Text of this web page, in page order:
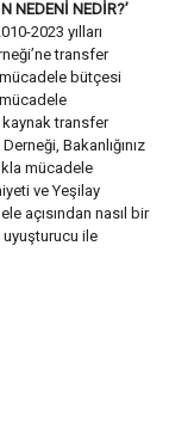
NEDENİ NEDİR?’
2023 yılları
transfer
mücadele bütçesi
mücadele
kaynak transfer
Bakanlığınız
mücadele
ve Yeşilay
açısından nasıl bir
uyuşturucu ile